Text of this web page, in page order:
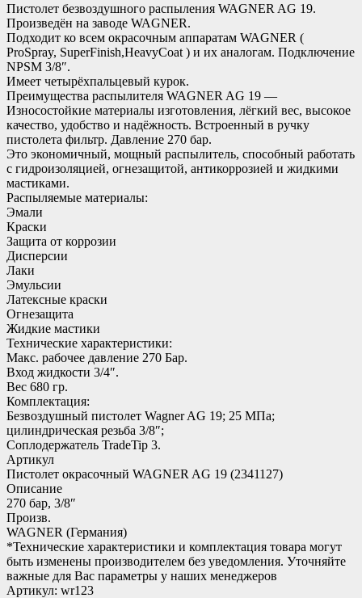
Пистолет безвоздушного распыления WAGNER AG 19.
Произведён на заводе WAGNER.
Подходит ко всем окрасочным аппаратам WAGNER (
ProSpray, SuperFinish,HeavyCoat ) и их аналогам. Подключение
NPSM 3/8″.
Имеет четырёхпальцевый курок.
Преимущества распылителя WAGNER AG 19 —
Износостойкие материалы изготовления, лёгкий вес, высокое
качество, удобство и надёжность. Встроенный в ручку
пистолета фильтр. Давление 270 бар.
Это экономичный, мощный распылитель, способный работать
с гидроизоляцией, огнезащитой, антикоррозией и жидкими
мастиками.
Распыляемые материалы:
Эмали
Краски
Защита от коррозии
Дисперсии
Лаки
Эмульсии
Латексные краски
Огнезащита
Жидкие мастики
Технические характеристики:
Макс. рабочее давление 270 Бар.
Вход жидкости 3/4″.
Вес 680 гр.
Комплектация:
Безвоздушный пистолет Wagner AG 19; 25 МПа;
цилиндрическая резьба 3/8″;
Соплодержатель TradeTip 3.
Артикул
Пистолет окрасочный WAGNER AG 19 (2341127)
Описание
270 бар, 3/8″
Произв.
WAGNER (Германия)
*Технические характеристики и комплектация товара могут
быть изменены производителем без уведомления. Уточняйте
важные для Вас параметры у наших менеджеров
Артикул: wr123